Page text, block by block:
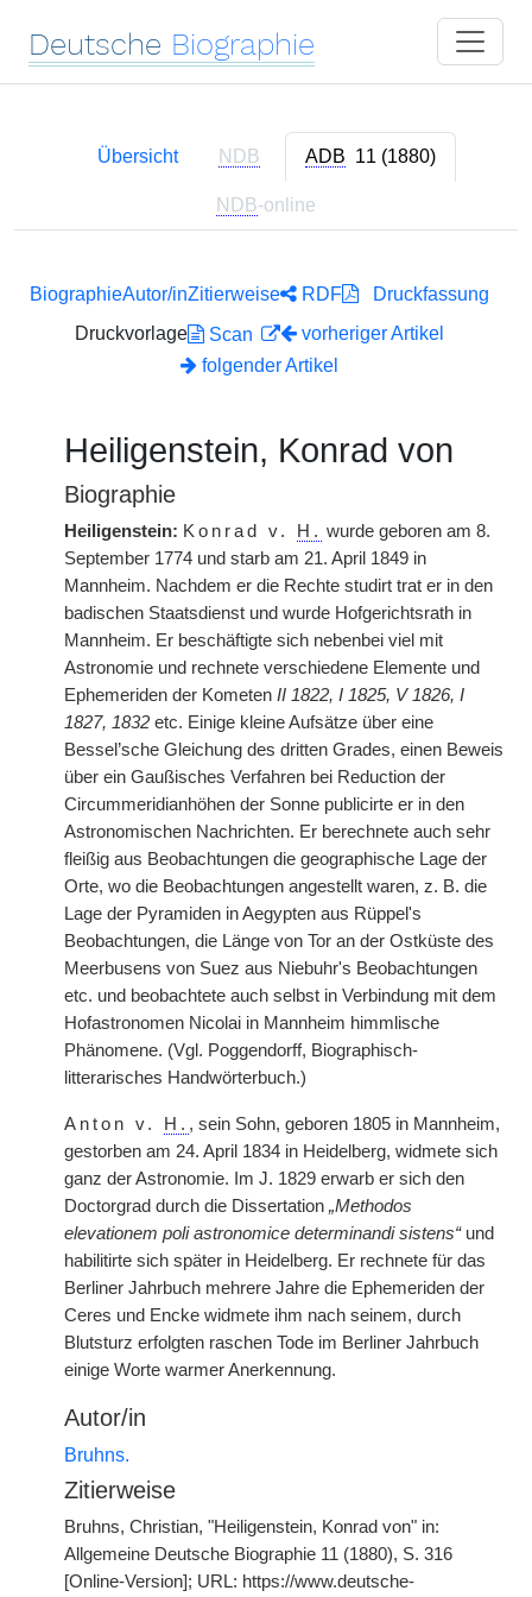
Deutsche Biographie
Übersicht NDB ADB 11 (1880)
NDB-online
BiographieAutor/inZitierweise RDF
Druckfassung
Druckvorlage
Scan
vorheriger Artikel
folgender Artikel
Heiligenstein, Konrad von
Biographie
Heiligenstein: Konrad v. H. wurde geboren am 8.
September 1774 und starb am 21. April 1849 in
Mannheim. Nachdem er die Rechte studirt trat er in den
badischen Staatsdienst und wurde Hofgerichtsrath in
Mannheim. Er beschäftigte sich nebenbei viel mit
Astronomie und rechnete verschiedene Elemente und
Ephemeriden der Kometen II 1822, I 1825, V 1826, I
1827, 1832 etc. Einige kleine Aufsätze über eine
Bessel’sche Gleichung des dritten Grades, einen Beweis
über ein Gaußisches Verfahren bei Reduction der
Circummeridianhöhen der Sonne publicirte er in den
Astronomischen Nachrichten. Er berechnete auch sehr
fleißig aus Beobachtungen die geographische Lage der
Orte, wo die Beobachtungen angestellt waren, z. B. die
Lage der Pyramiden in Aegypten aus Rüppel's
Beobachtungen, die Länge von Tor an der Ostküste des
Meerbusens von Suez aus Niebuhr's Beobachtungen
etc. und beobachtete auch selbst in Verbindung mit dem
Hofastronomen Nicolai in Mannheim himmlische
Phänomene. (Vgl. Poggendorff, Biographisch-
litterarisches Handwörterbuch.)
Anton v. H. , sein Sohn, geboren 1805 in Mannheim,
gestorben am 24. April 1834 in Heidelberg, widmete sich
ganz der Astronomie. Im J. 1829 erwarb er sich den
Doctorgrad durch die Dissertation „Methodos
elevationem poli astronomice determinandi sistens“und
habilitirte sich später in Heidelberg. Er rechnete für das
Berliner Jahrbuch mehrere Jahre die Ephemeriden der
Ceres und Encke widmete ihm nach seinem, durch
Blutsturz erfolgten raschen Tode im Berliner Jahrbuch
einige Worte warmer Anerkennung.
Autor/in
Bruhns.
Zitierweise
Bruhns, Christian, "Heiligenstein, Konrad von" in:
Allgemeine Deutsche Biographie 11 (1880), S. 316
[Online-Version]; URL: https://www.deutsche-